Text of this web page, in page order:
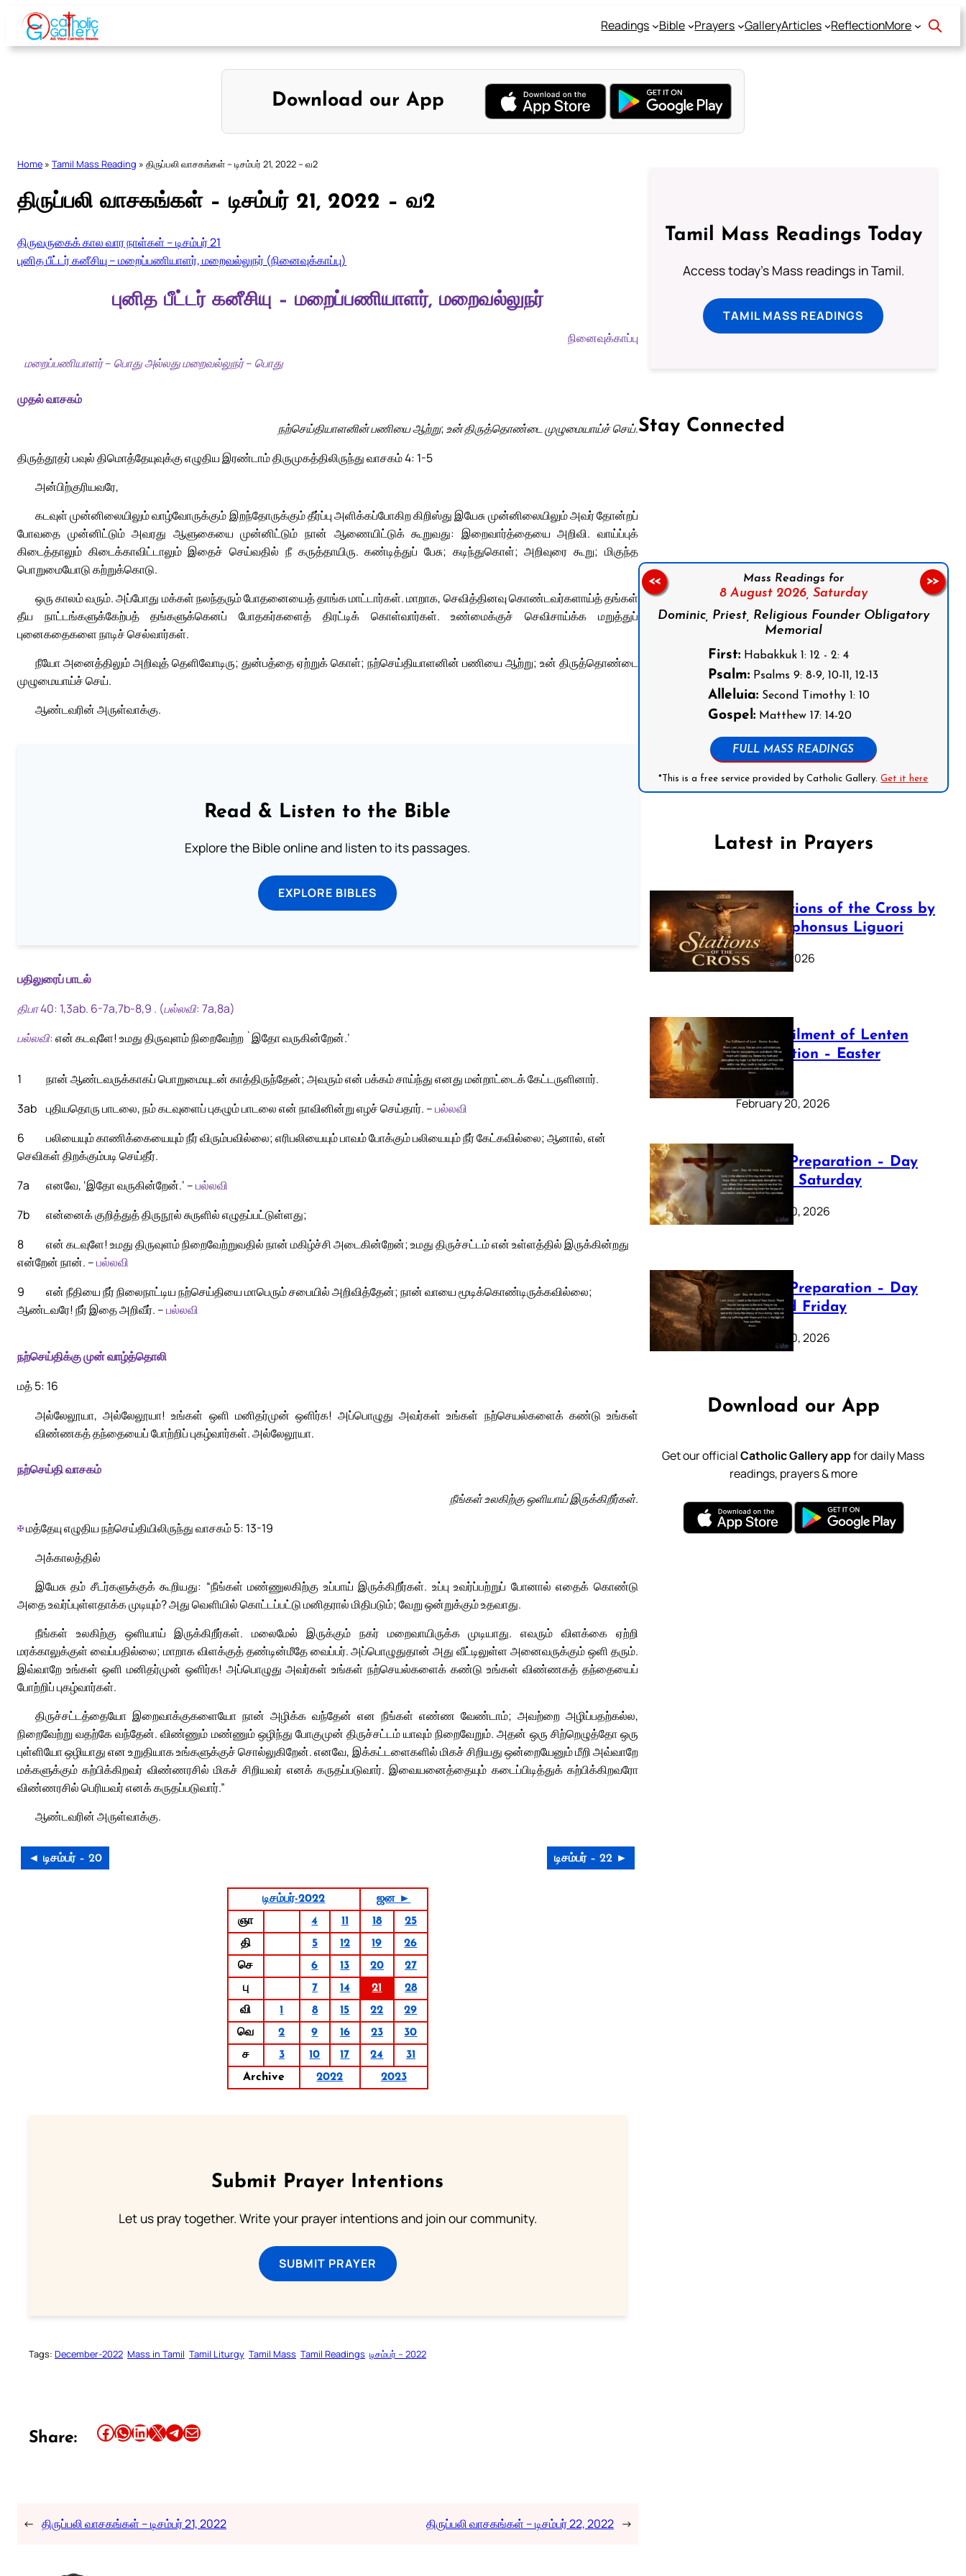
Skip
content
Readings Bible Prayers GalleryArticles ReflectionMore
Download our App
Home » Tamil Mass Reading » திருப்பலி வாசகங்கள் – டிசம்பர் 21, 2022 – வ2
திருப்பலி வாசகங்கள் – டிசம்பர் 21, 2022 – வ2
திருவருகைக் கால வார நாள்கள் – டிசம்பர் 21
புனித பீட்டர் கனீசியு – மறைப்பணியாளர், மறைவல்லுநர் (நினைவுக்காப்பு)
புனித பீட்டர் கனீசியு – மறைப்பணியாளர், மறைவல்லுநர்
நினைவுக்காப்பு
மறைப்பணியாளர் – பொது அல்லது மறைவல்லுநர் – பொது
முதல் வாசகம்
நற்செய்தியாளனின் பணியை ஆற்று; உன் திருத்தொண்டை முழுமையாய்ச் செய்.
திருத்தூதர் பவுல் திமொத்தேயுவுக்கு எழுதிய இரண்டாம் திருமுகத்திலிருந்து வாசகம் 4: 1-5
அன்பிற்குரியவரே,
கடவுள் முன்னிலையிலும் வாழ்வோருக்கும் இறந்தோருக்கும் தீர்ப்பு அளிக்கப்போகிற கிறிஸ்து இயேசு முன்னிலையிலும் அவர் தோன்றப்
போவதை முன்னிட்டும் அவரது ஆளுகையை முன்னிட்டும் நான் ஆணையிட்டுக் கூறுவது: இறைவார்த்தையை அறிவி. வாய்ப்புக்
கிடைத்தாலும் கிடைக்காவிட்டாலும் இதைச் செய்வதில் நீ கருத்தாயிரு. கண்டித்துப் பேசு; கடிந்துகொள்; அறிவுரை கூறு; மிகுந்த
பொறுமையோடு கற்றுக்கொடு.
ஒரு காலம் வரும். அப்போது மக்கள் நலந்தரும் போதனையைத் தாங்க மாட்டார்கள். மாறாக, செவித்தினவு கொண்டவர்களாய்த் தங்கள்
தீய நாட்டங்களுக்கேற்பத் தங்களுக்கெனப் போதகர்களைத் திரட்டிக் கொள்வார்கள். உண்மைக்குச் செவிசாய்க்க மறுத்துப்
புனைகதைகளை நாடிச் செல்வார்கள்.
நீயோ அனைத்திலும் அறிவுத் தெளிவோடிரு; துன்பத்தை ஏற்றுக் கொள்; நற்செய்தியாளனின் பணியை ஆற்று; உன் திருத்தொண்டை
முழுமையாய்ச் செய்.
ஆண்டவரின் அருள்வாக்கு.
Read & Listen to the Bible
Explore the Bible online and listen to its passages.
EXPLORE BIBLES
பதிலுரைப் பாடல்
திபா 40: 1,3ab. 6-7a,7b-8,9 . (பல்லவி: 7a,8a)
பல்லவி: என் கடவுளே! உமது திருவுளம் நிறைவேற்ற `இதோ வருகின்றேன்.’
1
நான் ஆண்டவருக்காகப் பொறுமையுடன் காத்திருந்தேன்; அவரும் என் பக்கம் சாய்ந்து எனது மன்றாட்டைக் கேட்டருளினார்.
3ab புதியதொரு பாடலை, நம் கடவுளைப் புகழும் பாடலை என் நாவினின்று எழச் செய்தார். –பல்லவி
6
பலியையும் காணிக்கையையும் நீர் விரும்பவில்லை; எரிபலியையும் பாவம் போக்கும் பலியையும் நீர் கேட்கவில்லை; ஆனால், என்
செவிகள் திறக்கும்படி செய்தீர்.
7a
எனவே, ‘இதோ வருகின்றேன்.’ –பல்லவி
7b
என்னைக் குறித்துத் திருநூல் சுருளில் எழுதப்பட்டுள்ளது;
8
என் கடவுளே! உமது திருவுளம் நிறைவேற்றுவதில் நான் மகிழ்ச்சி அடைகின்றேன்; உமது திருச்சட்டம் என் உள்ளத்தில் இருக்கின்றது
என்றேன் நான். –பல்லவி
9
என் நீதியை நீர் நிலைநாட்டிய நற்செய்தியை மாபெரும் சபையில் அறிவித்தேன்; நான் வாயை மூடிக்கொண்டிருக்கவில்லை;
ஆண்டவரே! நீர் இதை அறிவீர். –பல்லவி
நற்செய்திக்கு முன் வாழ்த்தொலி
மத் 5: 16
அல்லேலூயா, அல்லேலூயா! உங்கள் ஒளி மனிதர்முன் ஒளிர்க! அப்பொழுது அவர்கள் உங்கள் நற்செயல்களைக் கண்டு உங்கள்
விண்ணகத் தந்தையைப் போற்றிப் புகழ்வார்கள். அல்லேலூயா.
நற்செய்தி வாசகம்
நீங்கள் உலகிற்கு ஒளியாய் இருக்கிறீர்கள்.
✠மத்தேயு எழுதிய நற்செய்தியிலிருந்து வாசகம் 5: 13-19
அக்காலத்தில்
இயேசு தம் சீடர்களுக்குக் கூறியது: “நீங்கள் மண்ணுலகிற்கு உப்பாய் இருக்கிறீர்கள். உப்பு உவர்ப்பற்றுப் போனால் எதைக் கொண்டு
அதை உவர்ப்புள்ளதாக்க முடியும்? அது வெளியில் கொட்டப்பட்டு மனிதரால் மிதிபடும்; வேறு ஒன்றுக்கும் உதவாது.
நீங்கள் உலகிற்கு ஒளியாய் இருக்கிறீர்கள். மலைமேல் இருக்கும் நகர் மறைவாயிருக்க முடியாது. எவரும் விளக்கை ஏற்றி
மரக்காலுக்குள் வைப்பதில்லை; மாறாக விளக்குத் தண்டின்மீதே வைப்பர். அப்பொழுதுதான் அது வீட்டிலுள்ள அனைவருக்கும் ஒளி தரும்.
இவ்வாறே உங்கள் ஒளி மனிதர்முன் ஒளிர்க! அப்பொழுது அவர்கள் உங்கள் நற்செயல்களைக் கண்டு உங்கள் விண்ணகத் தந்தையைப்
போற்றிப் புகழ்வார்கள்.
திருச்சட்டத்தையோ இறைவாக்குகளையோ நான் அழிக்க வந்தேன் என நீங்கள் எண்ண வேண்டாம்; அவற்றை அழிப்பதற்கல்ல,
நிறைவேற்று வதற்கே வந்தேன். விண்ணும் மண்ணும் ஒழிந்து போகுமுன் திருச்சட்டம் யாவும் நிறைவேறும். அதன் ஒரு சிற்றெழுத்தோ ஒரு
புள்ளியோ ஒழியாது என உறுதியாக உங்களுக்குச் சொல்லுகிறேன். எனவே, இக்கட்டளைகளில் மிகச் சிறியது ஒன்றையேனும் மீறி அவ்வாறே
மக்களுக்கும் கற்பிக்கிறவர் விண்ணரசில் மிகச் சிறியவர் எனக் கருதப்படுவார். இவையனைத்தையும் கடைப்பிடித்துக் கற்பிக்கிறவரோ
விண்ணரசில் பெரியவர் எனக் கருதப்படுவார்.”
ஆண்டவரின் அருள்வாக்கு.
◄ டிசம்பர் – 20 டிசம்பர் – 22 ►
டிசம்பர்-2022
ஜன ►
ஞா
4 11 18
25
தி
5 12 19
26
செ
6 13 20
27
பு
7 14 21
28
வி
1 8 15 22
29
வெ
2 9 16 23
30
ச
3 10 17 24
31
Archive
2022 2023
Submit Prayer Intentions
Let us pray together. Write your prayer intentions and join our community.
SUBMIT PRAYER
Tags: December-2022 Mass in Tamil Tamil Liturgy Tamil Mass Tamil Readings டிசம்பர் – 2022
Share: Share this article on Facebook Share this article on WhatsApp Share this article on LinkedIn Share this article on X Share this article on TelegramEmail this Article
← திருப்பலி வாசகங்கள் – டிசம்பர் 21, 2022 திருப்பலி வாசகங்கள் – டிசம்பர் 22, 2022 →
Tamil Mass Readings Today
Access today's Mass readings in Tamil.
TAMIL MASS READINGS
Stay Connected
Mass Readings for
8 August 2026, Saturday
Dominic, Priest, Religious Founder Obligatory
Memorial
First: Habakkuk 1: 12 - 2: 4
Psalm: Psalms 9: 8-9, 10-11, 12-13
Alleluia: Second Timothy 1: 10
Gospel: Matthew 17: 14-20
FULL MASS READINGS
*This is a free service provided by Catholic Gallery.Get it here
<< >>
Latest in Prayers
The Stations of the Cross by
Saint Alphonsus Liguori
March 16, 2026
The Fulfilment of Lenten
Preparation – Easter
Sunday
February 20, 2026
Lenten Preparation – Day
40: Holy Saturday
February 20, 2026
Lenten Preparation – Day
39: Good Friday
February 20, 2026
Download our App
Get our officialCatholic Gallery appfor daily Mass
readings, prayers & more